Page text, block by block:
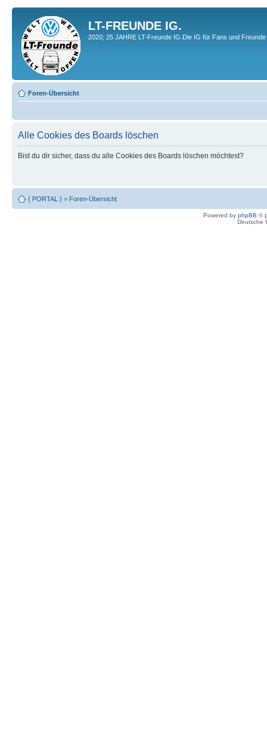
LT-FREUNDE IG.
2020; 25 JAHRE LT-Freunde IG.Die IG für Fans und
Foren-Übersicht
Alle Cookies des Boards löschen
Bist du dir sicher, dass du alle Cookies des Boards löschen möchtest?
{ PORTAL } » Foren-Übersicht
Powered by phpBB ©
Deutsche